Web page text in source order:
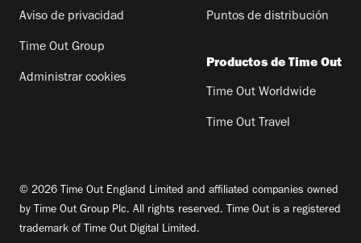
Aviso de privacidad
Time Out Group
Administrar cookies
Puntos de distribución
Productos de Time Out
Time Out Worldwide
Time Out Travel
© 2026 Time Out England Limited and affiliated companies owned
by Time Out Group Plc. All rights reserved. Time Out is a registered
trademark of Time Out Digital Limited.